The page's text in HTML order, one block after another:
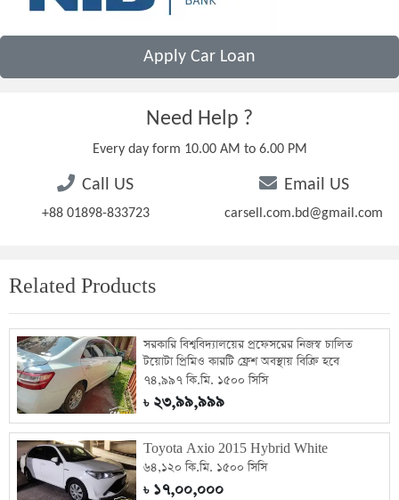
Apply Car Loan
Need Help ?
Every day form 10.00 AM to 6.00 PM
Call US
+88 01898-833723
Email US
carsell.com.bd@gmail.com
Related Products
সরকারি বিশ্ববিদ্যালয়ের প্রফেসরের নিজস্ব চালিত
টয়োটা প্রিমিও কারটি ফ্রেশ অবস্থায় বিক্রি হবে
৭৪,৯৯৭ কি.মি. ১৫০০ সিসি
৳২৩,৯৯,৯৯৯
Toyota Axio 2015 Hybrid White
৬৪,১২০ কি.মি. ১৫০০ সিসি
৳১৭,০০,০০০